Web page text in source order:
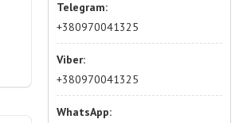
+380970041325
+380970041325